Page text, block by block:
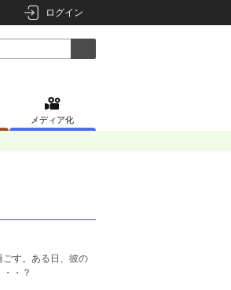
ログイン
メディア化
す。ある日、彼の
・？